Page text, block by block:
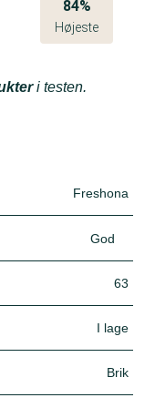
84%
Højeste
i testen.
Freshona
God
63
I lage
Brik